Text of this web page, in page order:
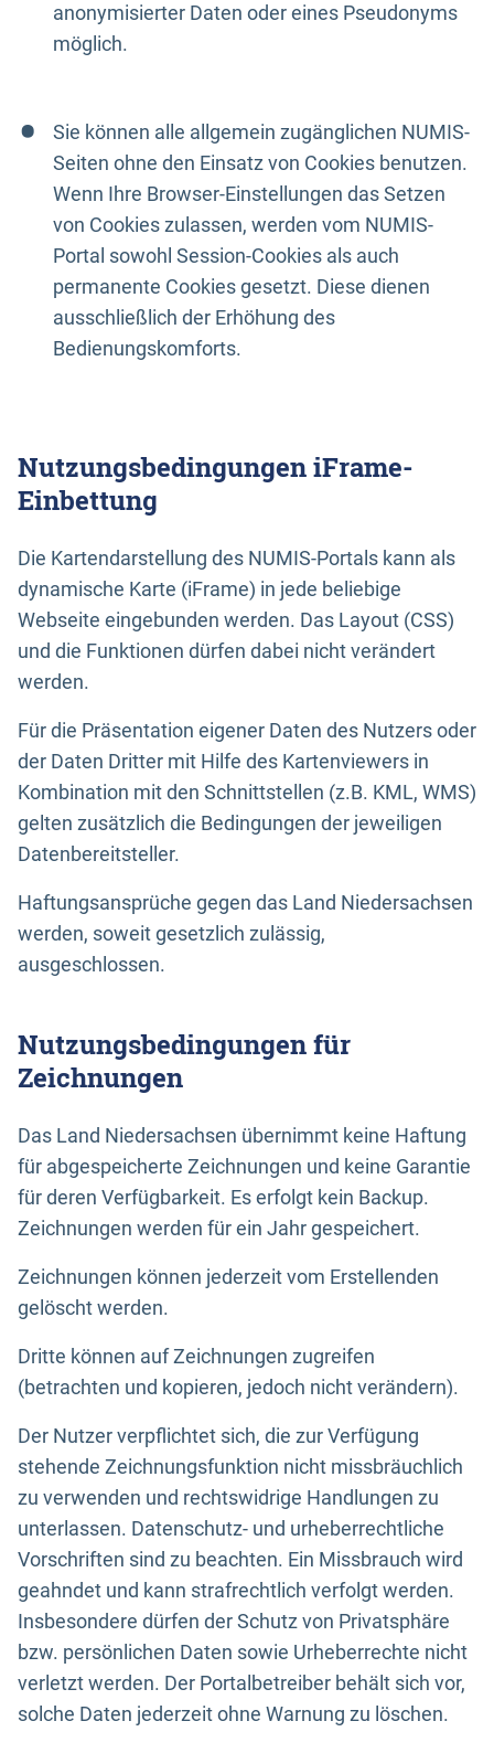
anonymisierter Daten oder eines Pseudonyms
möglich.
Sie können alle allgemein zugänglichen NUMIS-
Seiten ohne den Einsatz von Cookies benutzen.
Wenn Ihre Browser-Einstellungen das Setzen
von Cookies zulassen, werden vom NUMIS-
Portal sowohl Session-Cookies als auch
permanente Cookies gesetzt. Diese dienen
ausschließlich der Erhöhung des
Bedienungskomforts.
Nutzungsbedingungen iFrame-
Einbettung
Die Kartendarstellung des NUMIS-Portals kann als
dynamische Karte (iFrame) in jede beliebige
Webseite eingebunden werden. Das Layout (CSS)
und die Funktionen dürfen dabei nicht verändert
werden.
Für die Präsentation eigener Daten des Nutzers oder
der Daten Dritter mit Hilfe des Kartenviewers in
Kombination mit den Schnittstellen (z.B. KML, WMS)
gelten zusätzlich die Bedingungen der jeweiligen
Datenbereitsteller.
Haftungsansprüche gegen das Land Niedersachsen
werden, soweit gesetzlich zulässig,
ausgeschlossen.
Nutzungsbedingungen für
Zeichnungen
Das Land Niedersachsen übernimmt keine Haftung
für abgespeicherte Zeichnungen und keine Garantie
für deren Verfügbarkeit. Es erfolgt kein Backup.
Zeichnungen werden für ein Jahr gespeichert.
Zeichnungen können jederzeit vom Erstellenden
gelöscht werden.
Dritte können auf Zeichnungen zugreifen
(betrachten und kopieren, jedoch nicht verändern).
Der Nutzer verpflichtet sich, die zur Verfügung
stehende Zeichnungsfunktion nicht missbräuchlich
zu verwenden und rechtswidrige Handlungen zu
unterlassen. Datenschutz- und urheberrechtliche
Vorschriften sind zu beachten. Ein Missbrauch wird
geahndet und kann strafrechtlich verfolgt werden.
Insbesondere dürfen der Schutz von Privatsphäre
bzw. persönlichen Daten sowie Urheberrechte nicht
verletzt werden. Der Portalbetreiber behält sich vor,
solche Daten jederzeit ohne Warnung zu löschen.